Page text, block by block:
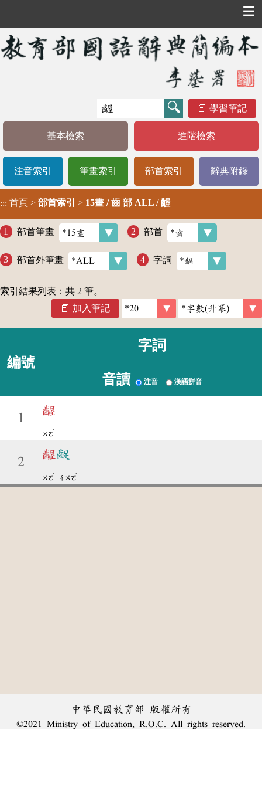
☰
學習筆記
基本檢索 進階檢索
注音索引 筆畫索引 部首索引 辭典附錄
::: 首頁 > 部首索引 > 15畫 / 齒 部 ALL / 齷
部首筆畫 部首
部首外筆畫 字詞
索引結果列表：共 2 筆。
加入筆記
編號
字詞
音讀 注音 漢語拼音
1
齷
ㄨㄛ
ˋ
2
齷齪
ㄨㄛ
ˋ
ㄔㄨㄛ
ˋ
中華民國教育部 版權所有
©2021 Ministry of Education, R.O.C. All rights reserved.